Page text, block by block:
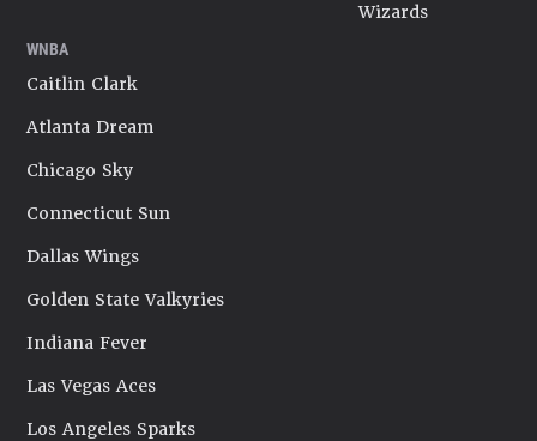
Wizards
WNBA
Caitlin Clark
Atlanta Dream
Chicago Sky
Connecticut Sun
Dallas Wings
Golden State Valkyries
Indiana Fever
Las Vegas Aces
Los Angeles Sparks